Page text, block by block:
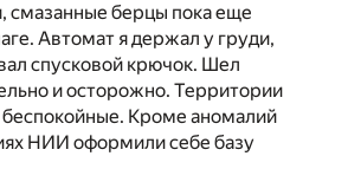
смазанные берцы пока еще
Автомат я держал у груди,
спусковой крючок. Шел
и осторожно. Территории
Кроме аномалий
НИИ оформили себе базу